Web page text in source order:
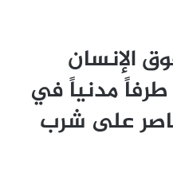
الإنسان
مدنياً في
على شرب